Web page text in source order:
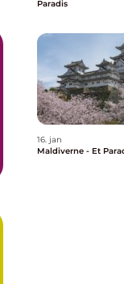
Paradis
16. jan
Maldiverne - Et